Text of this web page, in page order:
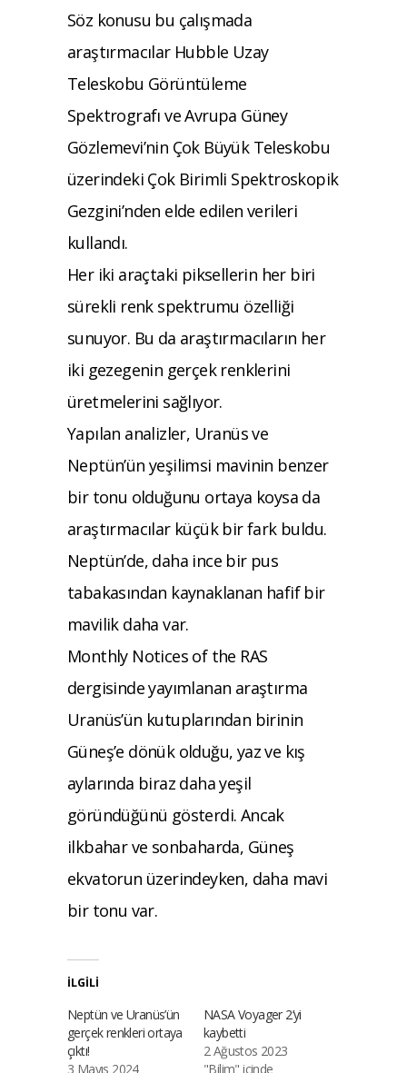
Söz konusu bu çalışmada
araştırmacılar Hubble Uzay
Teleskobu Görüntüleme
Spektrografı ve Avrupa Güney
Gözlemevi’nin Çok Büyük Teleskobu
üzerindeki Çok Birimli Spektroskopik
Gezgini’nden elde edilen verileri
kullandı.
Her iki araçtaki piksellerin her biri
sürekli renk spektrumu özelliği
sunuyor. Bu da araştırmacıların her
iki gezegenin gerçek renklerini
üretmelerini sağlıyor.
Yapılan analizler, Uranüs ve
Neptün’ün yeşilimsi mavinin benzer
bir tonu olduğunu ortaya koysa da
araştırmacılar küçük bir fark buldu.
Neptün’de, daha ince bir pus
tabakasından kaynaklanan hafif bir
mavilik daha var.
Monthly Notices of the RAS
dergisinde yayımlanan araştırma
Uranüs’ün kutuplarından birinin
Güneş’e dönük olduğu, yaz ve kış
aylarında biraz daha yeşil
göründüğünü gösterdi. Ancak
ilkbahar ve sonbaharda, Güneş
ekvatorun üzerindeyken, daha mavi
bir tonu var.
İLGILI
Neptün ve Uranüs’ün
gerçek renkleri ortaya
çıktı!
3 Mayıs 2024
NASA Voyager 2’yi
kaybetti
2 Ağustos 2023
"Bilim" içinde